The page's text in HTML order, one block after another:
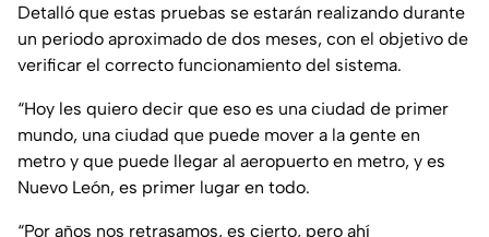
Detalló que estas pruebas se estarán realizando durante
un periodo aproximado de dos meses, con el objetivo de
verificar el correcto funcionamiento del sistema.
“Hoy les quiero decir que eso es una ciudad de primer
mundo, una ciudad que puede mover a la gente en
metro y que puede llegar al aeropuerto en metro, y es
Nuevo León, es primer lugar en todo.
“Por años nos retrasamos, es cierto, pero ahí